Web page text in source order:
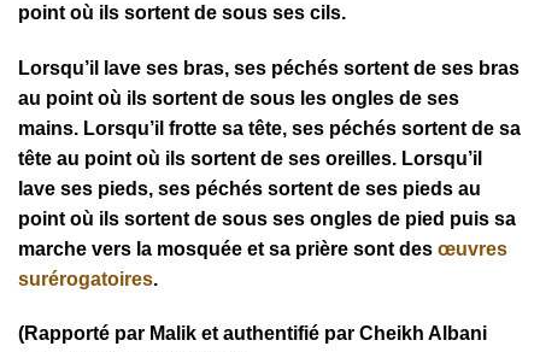
point où ils sortent de sous ses cils.
Lorsqu’il lave ses bras, ses péchés sortent de ses bras
au point où ils sortent de sous les ongles de ses
mains. Lorsqu’il frotte sa tête, ses péchés sortent de sa
tête au point où ils sortent de ses oreilles. Lorsqu’il
lave ses pieds, ses péchés sortent de ses pieds au
point où ils sortent de sous ses ongles de pied puis sa
marche vers la mosquée et sa prière sont des œuvres
surérogatoires.
(Rapporté par Malik et authentifié par Cheikh Albani